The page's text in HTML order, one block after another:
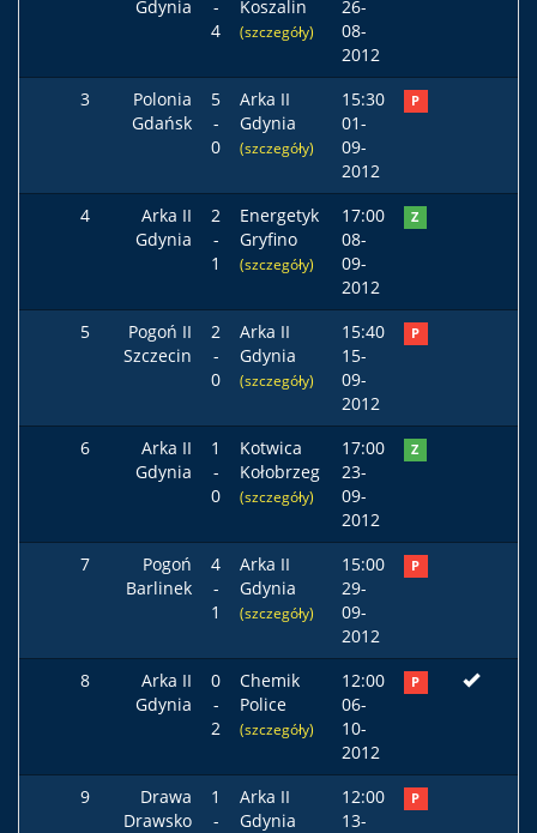
Gdynia
-
4
Koszalin
(szczegóły)
26-
08-
2012
3
Polonia
Gdańsk
5
-
0
Arka II
Gdynia
(szczegóły)
15:30
01-
09-
2012
P
4
Arka II
Gdynia
2
-
1
Energetyk
Gryfino
(szczegóły)
17:00
08-
09-
2012
Z
5
Pogoń II
Szczecin
2
-
0
Arka II
Gdynia
(szczegóły)
15:40
15-
09-
2012
P
6
Arka II
Gdynia
1
-
0
Kotwica
Kołobrzeg
(szczegóły)
17:00
23-
09-
2012
Z
7
Pogoń
Barlinek
4
-
1
Arka II
Gdynia
(szczegóły)
15:00
29-
09-
2012
P
8
Arka II
Gdynia
0
-
2
Chemik
Police
(szczegóły)
12:00
06-
10-
2012
P
9
Drawa
Drawsko
1
-
Arka II
Gdynia
12:00
13-
P